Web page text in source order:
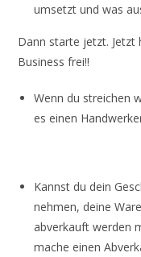
umsetzt und was
Dann starte jetzt. Jetzt
Business frei!!
Wenn du streichen
es einen
Kannst du dein
nehmen, deine
abverkauft werden
mache einen